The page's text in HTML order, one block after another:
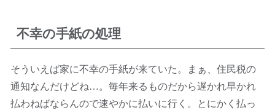
不幸の手紙の処理
そういえば家に不幸の手紙が来ていた。まぁ、住民税の
通知なんだけどね…。毎年来るものだから遅かれ早かれ
払わねばならんので速やかに払いに行く。とにかく払っ